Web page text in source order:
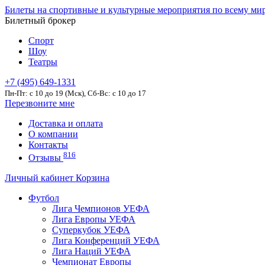
Билеты на спортивные и культурные мероприятия по всему
Билетный брокер
Спорт
Шоу
Театры
+7 (495) 649-1331
Пн-Пт: c 10 до 19 (Мск), Сб-Вс: с 10 до 17
Перезвоните мне
Доставка и оплата
О компании
Контакты
Отзывы 816
Личный кабинет Корзина
Футбол
Лига Чемпионов УЕФА
Лига Европы УЕФА
Суперкубок УЕФА
Лига Конференций УЕФА
Лига Наций УЕФА
Чемпионат Европы